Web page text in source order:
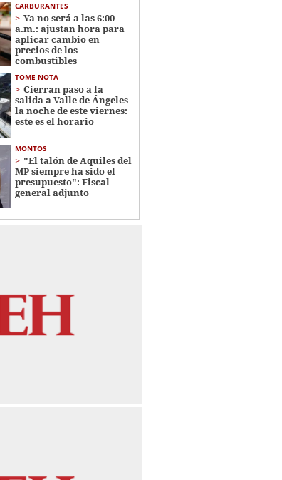
CARBURANTES
Ya no será a las 6:00
a.m.: ajustan hora para
aplicar cambio en
precios de los
combustibles
TOME NOTA
Cierran paso a la
salida a Valle de Ángeles
la noche de este viernes:
este es el horario
MONTOS
"El talón de Aquiles del
MP siempre ha sido el
presupuesto": Fiscal
general adjunto